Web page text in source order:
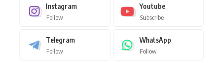
Instagram
Follow
Youtube
Subscribe
Telegram
Follow
WhatsApp
Follow